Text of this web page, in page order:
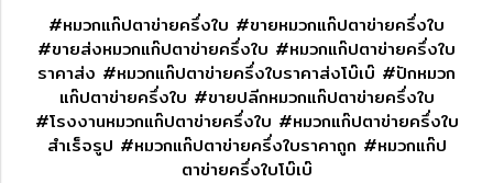
#หมวกแก๊ปตาข่ายครึ่งใบ #ขายหมวกแก๊ปตาข่ายครึ่งใบ
#ขายส่งหมวกแก๊ปตาข่ายครึ่งใบ #หมวกแก๊ปตาข่ายครึ่งใบ
ราคาส่ง #หมวกแก๊ปตาข่ายครึ่งใบราคาส่งโบ๊เบ๊ #ปักหมวก
แก๊ปตาข่ายครึ่งใบ #ขายปลีกหมวกแก๊ปตาข่ายครึ่งใบ
#โรงงานหมวกแก๊ปตาข่ายครึ่งใบ #หมวกแก๊ปตาข่ายครึ่งใบ
สำเร็จรูป #หมวกแก๊ปตาข่ายครึ่งใบราคาถูก #หมวกแก๊ป
ตาข่ายครึ่งใบโบ๊เบ๊